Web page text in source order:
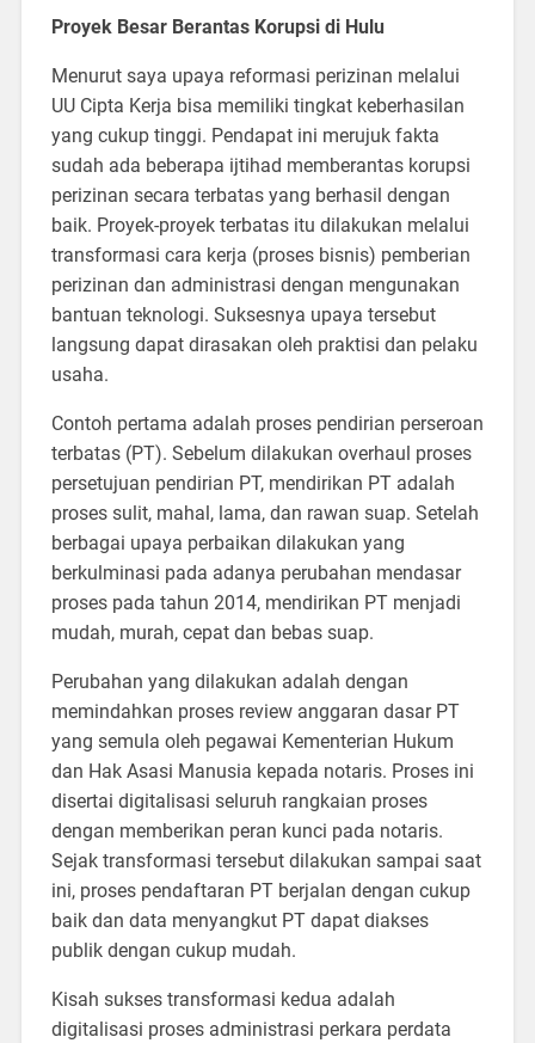
Proyek Besar Berantas Korupsi di Hulu
Menurut saya upaya reformasi perizinan melalui
UU Cipta Kerja bisa memiliki tingkat keberhasilan
yang cukup tinggi. Pendapat ini merujuk fakta
sudah ada beberapa ijtihad memberantas korupsi
perizinan secara terbatas yang berhasil dengan
baik. Proyek-proyek terbatas itu dilakukan melalui
transformasi cara kerja (proses bisnis) pemberian
perizinan dan administrasi dengan mengunakan
bantuan teknologi. Suksesnya upaya tersebut
langsung dapat dirasakan oleh praktisi dan pelaku
usaha.
Contoh pertama adalah proses pendirian perseroan
terbatas (PT). Sebelum dilakukan overhaul proses
persetujuan pendirian PT, mendirikan PT adalah
proses sulit, mahal, lama, dan rawan suap. Setelah
berbagai upaya perbaikan dilakukan yang
berkulminasi pada adanya perubahan mendasar
proses pada tahun 2014, mendirikan PT menjadi
mudah, murah, cepat dan bebas suap.
Perubahan yang dilakukan adalah dengan
memindahkan proses review anggaran dasar PT
yang semula oleh pegawai Kementerian Hukum
dan Hak Asasi Manusia kepada notaris. Proses ini
disertai digitalisasi seluruh rangkaian proses
dengan memberikan peran kunci pada notaris.
Sejak transformasi tersebut dilakukan sampai saat
ini, proses pendaftaran PT berjalan dengan cukup
baik dan data menyangkut PT dapat diakses
publik dengan cukup mudah.
Kisah sukses transformasi kedua adalah
digitalisasi proses administrasi perkara perdata